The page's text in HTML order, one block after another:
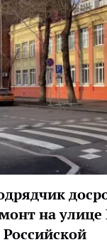
на улице
Российской